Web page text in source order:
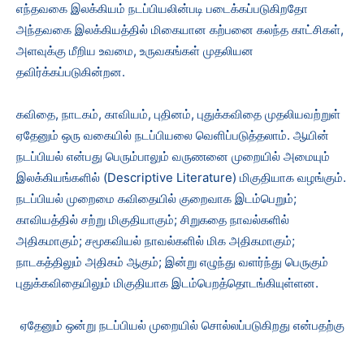
எந்தவகை இலக்கியம் நடப்பியலின்படி படைக்கப்படுகிறதோ
அந்தவகை இலக்கியத்தில் மிகையான கற்பனை கலந்த காட்சிகள்,
அளவுக்கு மீறிய உவமை, உருவகங்கள் முதலியன
தவிர்க்கப்படுகின்றன.
கவிதை, நாடகம், காவியம், புதினம், புதுக்கவிதை முதலியவற்றுள்
ஏதேனும் ஒரு வகையில் நடப்பியலை வெளிப்படுத்தலாம். ஆயின்
நடப்பியல் என்பது பெரும்பாலும் வருணனை முறையில் அமையும்
இலக்கியங்களில் (Descriptive Literature) மிகுதியாக வழங்கும்.
நடப்பியல் முறைமை கவிதையில் குறைவாக இடம்பெறும்;
காவியத்தில் சற்று மிகுதியாகும்; சிறுகதை நாவல்களில்
அதிகமாகும்; சமூகவியல் நாவல்களில் மிக அதிகமாகும்;
நாடகத்திலும் அதிகம் ஆகும்; இன்று எழுந்து வளர்ந்து பெருகும்
புதுக்கவிதையிலும் மிகுதியாக இடம்பெறத்தொடங்கியுள்ளன.
ஏதேனும் ஒன்று நடப்பியல் முறையில் சொல்லப்படுகிறது என்பதற்கு